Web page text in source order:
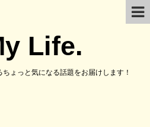
Life.
ょっと気になる話題をお届けします！